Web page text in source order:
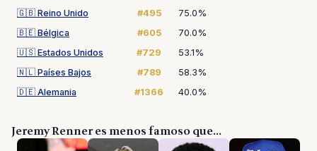
🇬🇧 Reino Unido #495
75.0%
🇧🇪 Bélgica #605
70.0%
🇺🇸 Estados Unidos #729
53.1%
🇳🇱 Países Bajos #789
58.3%
🇩🇪 Alemania #1366 40.0%
Jeremy Renner es menos famoso que...